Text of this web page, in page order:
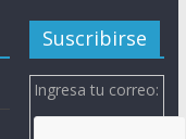
Suscribirse
Ingresa tu correo: